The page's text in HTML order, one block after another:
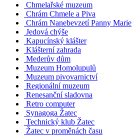
Chmelařské muzeum
Chrám Chmele a Piva
Chrám Nanebevzetí Panny Marie
Jedová chýše
Kapucínský klášter
Klášterní zahrada
Mederův dům
Muzeum Homolupulů
Muzeum pivovarnictví
Regionální muzeum
Renesanční sladovna
Retro computer
Synagoga Žatec
Technický klub Žatec
Žatec v proměnách času